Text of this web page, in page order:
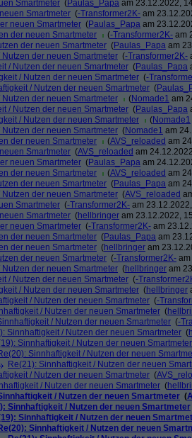
Smartmeter (Paulas_Papa am 23.12.2022,
Smartmeter (-Transformer2K- am
neuen Smartmeter (Paulas_Papa am
der neuen Smartmeter
(-Transformer2K- am
der neuen Smartmeter (Paulas_Papa am
der neuen Smartmeter (-Transformer2K-
/ Nutzen der neuen Smartmeter (Paulas_Papa
/ Nutzen der neuen Smartmeter (-
/ Nutzen der neuen Smartmeter (
der neuen Smartmeter
(Nomade1 am
/ Nutzen der neuen Smartmeter (Paulas_Papa
/ Nutzen der neuen Smartmeter
(Nomade1
der neuen Smartmeter (Nomade1 am
der neuen Smartmeter
(AVS_reloaded am
Smartmeter (AVS_reloaded am
neuen Smartmeter (Paulas_Papa am
der neuen Smartmeter
(AVS_reloaded am
der neuen Smartmeter (Paulas_Papa am
der neuen Smartmeter (AVS_reloaded
Smartmeter (-Transformer2K- am
Smartmeter (hellbringer am 23.12.2022,
neuen Smartmeter (-Transformer2K- am
der neuen Smartmeter (Paulas_Papa am
der neuen Smartmeter (hellbringer am
der neuen Smartmeter (-Transformer2K-
der neuen Smartmeter (hellbringer am
/ Nutzen der neuen Smartmeter (-
/ Nutzen der neuen Smartmeter (hellbringer
/ Nutzen der neuen Smartmeter (-
/ Nutzen der neuen Smartmeter (
/ Nutzen der neuen Smartmeter (-
Sinnhaftigkeit / Nutzen der neuen Smartmeter (
Sinnhaftigkeit / Nutzen der neuen Smartmeter
Sinnhaftigkeit / Nutzen der neuen
Re(21): Sinnhaftigkeit / Nutzen der neuen
/ Nutzen der neuen Smartmeter (
/ Nutzen der neuen Smartmeter (
/ Nutzen der neuen Smartmeter (
Sinnhaftigkeit / Nutzen der neuen Smartmeter
Sinnhaftigkeit / Nutzen der neuen
Sinnhaftigkeit / Nutzen der neuen